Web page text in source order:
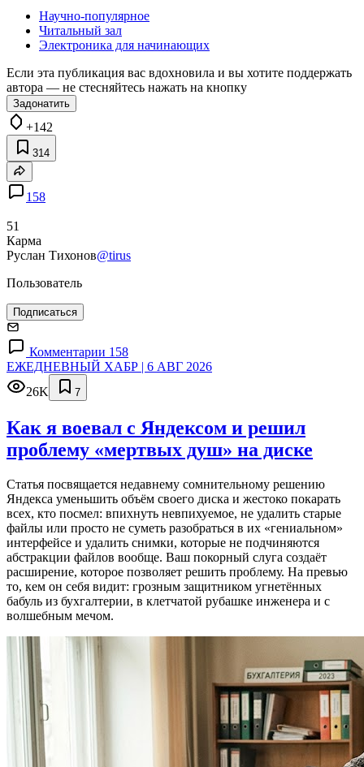
Научно-популярное
Читальный зал
Электроника для начинающих
Если эта публикация вас вдохновила и вы хотите поддержать
автора — не стесняйтесь нажать на кнопку
Задонатить
+142
314
158
51
Карма
Руслан Тихонов@tirus
Пользователь
Подписаться
Комментарии 158
ЕЖЕДНЕВНЫЙ ХАБР | 6 АВГ 2026
26K
7
Как я воевал с Яндексом и решил
проблему «мертвых душ» на диске
Статья посвящается недавнему сомнительному решению
Яндекса уменьшить объём своего диска и жестоко покарать
всех, кто посмел: впихнуть невпихуемое, не удалить старые
файлы или просто не суметь разобраться в их «гениальном»
интерфейсе и удалить снимки, которые не подчиняются
абстракции файлов вообще. Ваш покорный слуга создаёт
расширение, которое позволяет решить проблему. На превью
то, кем он себя видит: грозным защитником угнетённых
бабуль из бухгалтерии, в клетчатой рубашке инженера и с
волшебным мечом.